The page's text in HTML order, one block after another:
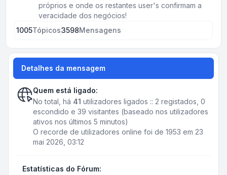
próprios e onde os restantes user's confirmam a
veracidade dos negócios!
1005Tópicos3598Mensagens
Detalhes da mensagem
Quem está ligado:
No total, há 41 utilizadores ligados :: 2 registados, 0
escondido e 39 visitantes (baseado nos utilizadores
ativos nos últimos 5 minutos)
O recorde de utilizadores online foi de 1953 em 23
mai 2026, 03:12
Estatísticas do Fórum: